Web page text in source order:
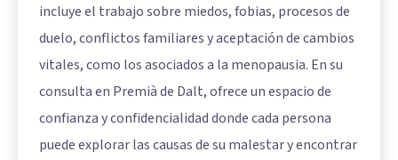
incluye el trabajo sobre miedos, fobias, procesos de
duelo, conflictos familiares y aceptación de cambios
vitales, como los asociados a la menopausia. En su
consulta en Premià de Dalt, ofrece un espacio de
confianza y confidencialidad donde cada persona
puede explorar las causas de su malestar y encontrar